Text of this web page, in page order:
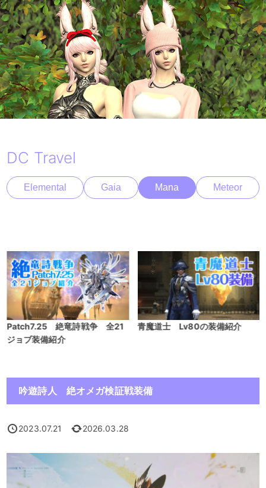
DC Travel
Elemental Gaia Mana Meteor
Patch7.25 絶竜詩戦争 全21
ジョブ装備紹介
青魔道士 Lv80の装備紹介
吟遊詩人 絶オメガ検証戦装備
2023.07.21 2026.03.28